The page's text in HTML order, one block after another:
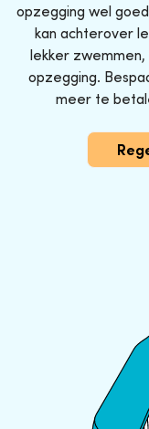
opzegging wel
kan achterover
lekker
opzegging.
meer te